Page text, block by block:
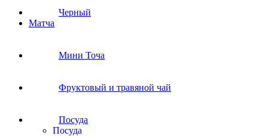
Черный
Матча
Мини Точа
Фруктовый и травяной чай
Посуда
Посуда